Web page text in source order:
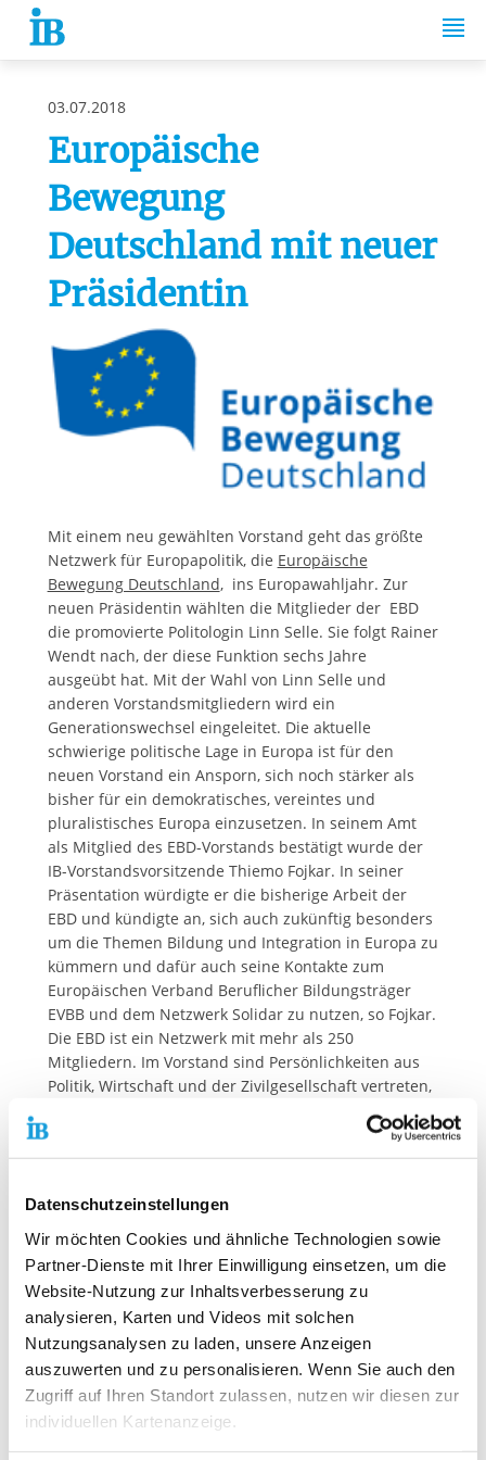
Datenschutzeinstellungen
Wir möchten Cookies und ähnliche Technologien sowie
Partner-Dienste mit Ihrer Einwilligung einsetzen, um die
Website-Nutzung zur Inhaltsverbesserung zu
analysieren, Karten und Videos mit solchen
Nutzungsanalysen zu laden, unsere Anzeigen
auszuwerten und zu personalisieren. Wenn Sie auch den
Zugriff auf Ihren Standort zulassen, nutzen wir diesen zur
individuellen Kartenanzeige.
Springe zum Inhalt
03.07.2018
Europäische
Bewegung
Deutschland mit neuer
Präsidentin
Mit einem neu gewählten Vorstand geht das größte
Netzwerk für Europapolitik, die Europäische
Bewegung Deutschland, ins Europawahljahr. Zur
neuen Präsidentin wählten die Mitglieder der EBD
die promovierte Politologin Linn Selle. Sie folgt Rainer
Wendt nach, der diese Funktion sechs Jahre
ausgeübt hat. Mit der Wahl von Linn Selle und
anderen Vorstandsmitgliedern wird ein
Generationswechsel eingeleitet. Die aktuelle
schwierige politische Lage in Europa ist für den
neuen Vorstand ein Ansporn, sich noch stärker als
bisher für ein demokratisches, vereintes und
pluralistisches Europa einzusetzen. In seinem Amt
als Mitglied des EBD-Vorstands bestätigt wurde der
IB-Vorstandsvorsitzende Thiemo Fojkar. In seiner
Präsentation würdigte er die bisherige Arbeit der
EBD und kündigte an, sich auch zukünftig besonders
um die Themen Bildung und Integration in Europa zu
kümmern und dafür auch seine Kontakte zum
Europäischen Verband Beruflicher Bildungsträger
EVBB und dem Netzwerk Solidar zu nutzen, so Fojkar.
Die EBD ist ein Netzwerk mit mehr als 250
Mitgliedern. Im Vorstand sind Persönlichkeiten aus
Politik, Wirtschaft und der Zivilgesellschaft vertreten,
unter anderen als Vizepräsidenten Manuel Sarrazin,
Sprecher für Osteuropapolitik der
Bundestagsfraktion von Bündnis 90/Die Grünen und
Bundestagsfraktion, Christian Petry und der Sprecher
der EVP-Fraktion im Europaparlament, Michael
Gahler. Die EBD bringt sich mit Stellungnahmen und
Positionspapieren aktiv immer wieder aktiv in
europapolitische Diskussion ein.
Kontaktdaten unseres Presseteams
Dirk Altbürger
Pressesprecher